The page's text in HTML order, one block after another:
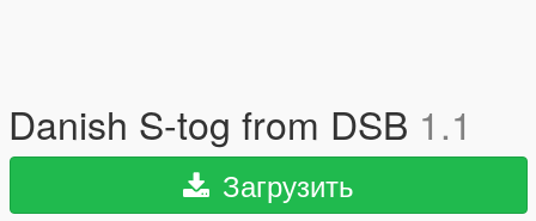
Danish S-tog from DSB 1.1
Загрузить